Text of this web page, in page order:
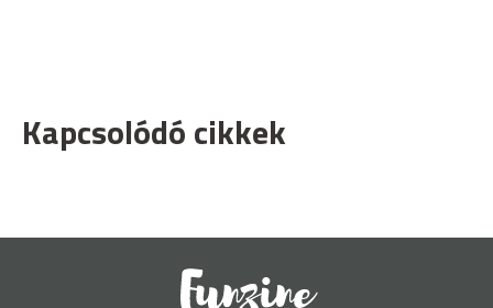
Kapcsolódó cikkek